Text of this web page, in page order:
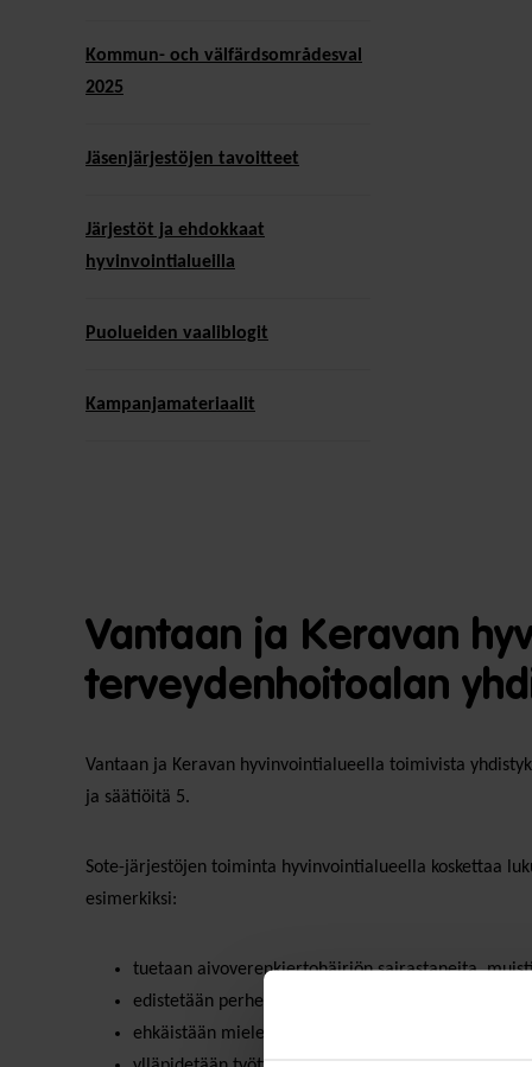
Kommun- och välfärdsområdesval
2025
Jäsenjärjestöjen tavoitteet
Järjestöt ja ehdokkaat
hyvinvointialueilla
Puolueiden vaaliblogit
Kampanja­materiaalit
Vantaan ja Keravan
terveydenhoitoalan
Vantaan ja Keravan hyvinvointialueella toimivista
ja säätiöitä 5.
Sote-järjestöjen toiminta hyvinvointialueella koskettaa
esimerkiksi:
tuetaan aivoverenkiertohäiriön sairastaneita,
edistetään perheiden ja lasten jaksamista ja
ehkäistään mielenterveysongelmia ja niiden